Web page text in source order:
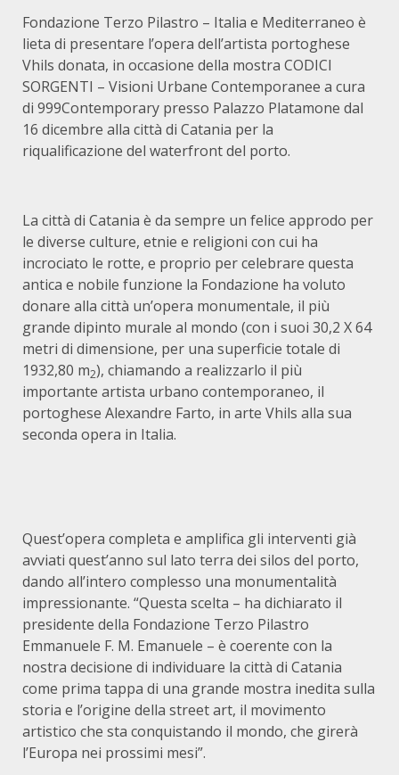
Fondazione Terzo Pilastro – Italia e Mediterraneo è
lieta di presentare l’opera dell’artista portoghese
Vhils donata, in occasione della mostra CODICI
SORGENTI – Visioni Urbane Contemporanee a cura
di 999Contemporary presso Palazzo Platamone dal
16 dicembre alla città di Catania per la
riqualificazione del waterfront del porto.
La città di Catania è da sempre un felice approdo per
le diverse culture, etnie e religioni con cui ha
incrociato le rotte, e proprio per celebrare questa
antica e nobile funzione la Fondazione ha voluto
donare alla città un’opera monumentale, il più
grande dipinto murale al mondo (con i suoi 30,2 X 64
metri di dimensione, per una superficie totale di
1932,80 m2), chiamando a realizzarlo il più
importante artista urbano contemporaneo, il
portoghese Alexandre Farto, in arte Vhils alla sua
seconda opera in Italia.
Quest’opera completa e amplifica gli interventi già
avviati quest’anno sul lato terra dei silos del porto,
dando all’intero complesso una monumentalità
impressionante. “Questa scelta – ha dichiarato il
presidente della Fondazione Terzo Pilastro
Emmanuele F. M. Emanuele – è coerente con la
nostra decisione di individuare la città di Catania
come prima tappa di una grande mostra inedita sulla
storia e l’origine della street art, il movimento
artistico che sta conquistando il mondo, che girerà
l’Europa nei prossimi mesi”.